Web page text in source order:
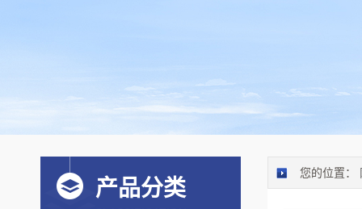
您的位置：
产品分类